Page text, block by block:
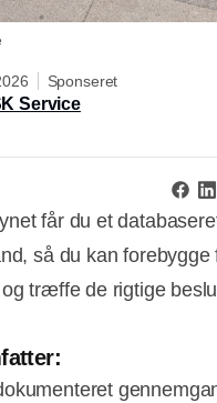
Sponseret
Service
får du et
så du kan forebygge
træffe de rigtige